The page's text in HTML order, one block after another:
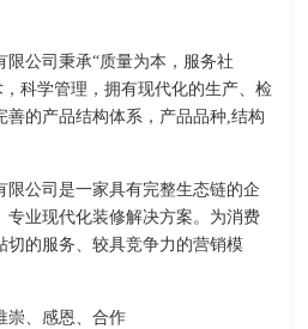
公司秉承“质量为本，服务社
科学管理，拥有现代化的生产、检
善的产品结构体系，产品品种,结构
限公司是一家具有完整生态链的企
专业现代化装修解决方案。为消费
切的服务、较具竞争力的营销模
崇、感恩、合作